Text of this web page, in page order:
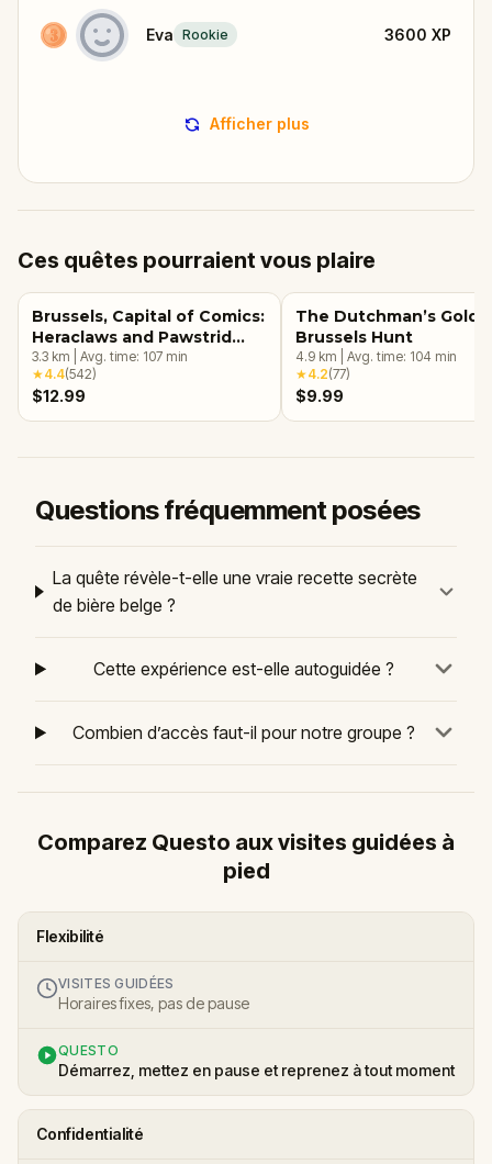
Eva Rookie 3600 XP
Afficher plus
Ces quêtes pourraient vous plaire
Brussels, Capital of Comics:
Heraclaws and Pawstrid
and the Magical Murals
3.3 km Avg. time: 107 min
★4.4(542)
$12.99
The Dutchman’s Gold:
Brussels Hunt
4.9 km Avg. time: 104 min
★4.2(77)
$9.99
Questions fréquemment posées
La quête révèle-t-elle une vraie recette secrète
de bière belge ?
Cette expérience est-elle autoguidée ?
Combien d’accès faut-il pour notre groupe ?
Comparez Questo aux visites guidées à
pied
Flexibilité
VISITES GUIDÉES
Horaires fixes, pas de pause
QUESTO
Démarrez, mettez en pause et reprenez à tout moment
Confidentialité